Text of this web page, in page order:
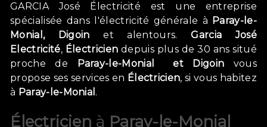
GARCIA José Électricité est une entreprise
spécialisée dans l'électricité générale à Paray-le-
Monial, Digoin et alentours.Garcia José
Electricité, Électricien depuis plus de 30 ans situé
proche de
Paray-le-Monial et Digoin vous
propose ses services en Électricien, si vous habitez
à Paray-le-Monial .
Électricien à Paray-le-Monial